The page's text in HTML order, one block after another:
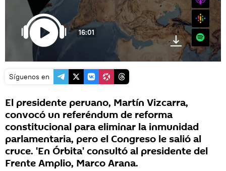
16:01
Google
Spotify
Síguenos en
El presidente peruano, Martín Vizcarra,
convocó un referéndum de reforma
constitucional para eliminar la inmunidad
parlamentaria, pero el Congreso le salió al
cruce. 'En Órbita' consultó al presidente del
Frente Amplio, Marco Arana.